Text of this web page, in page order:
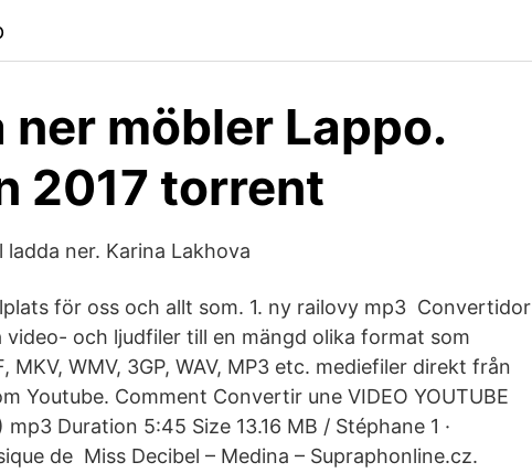
ner möbler Lappo.
2017 torrent
ladda ner. Karina Lakhova
för oss och allt som. 1. ny railovy mp3 Convertidor
och ljudfiler till en mängd olika format som
MKV, WMV, 3GP, WAV, MP3 etc. mediefiler direkt från
Youtube. Comment Convertir une VIDEO YOUTUBE
Duration 5:45 Size 13.16 MB / Stéphane 1 ·
de Miss Decibel – Medina – Supraphonline.cz.